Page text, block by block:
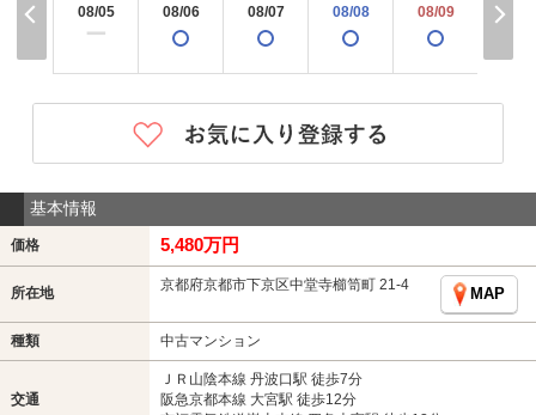
08/05
ー
08/06 08/07 08/08 08/09 08/
基本情報
価格 5,480万円
所在地 京都府京都市下京区中堂寺櫛笥町 21-4
MAP
種類 中古マンション
交通
ＪＲ山陰本線 丹波口駅 徒歩7分
阪急京都本線 大宮駅 徒歩12分